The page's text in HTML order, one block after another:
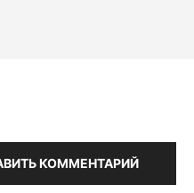
КОММЕНТАРИЙ